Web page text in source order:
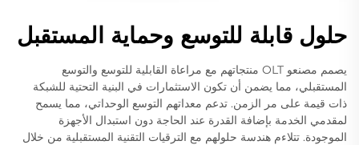
حلول قابلة للتوسع وحماية المستقبل
يصمم مصنعو OLT منتجاتهم مع مراعاة القابلية للتوسع والتوسع
المستقبلي، مما يضمن أن تكون الاستثمارات في البنية التحتية للشبكة
ذات قيمة على مر الزمن. تدعم معداتهم التوسع الوحداتي، مما يسمح
لمقدمي الخدمة بإضافة القدرة عند الحاجة دون استبدال الأجهزة
الموجودة. تتلاءم هندسة حلولهم مع الترقيات التقنية المستقبلية من خلال